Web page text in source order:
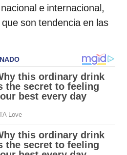
e internacional,
son tendencia en las